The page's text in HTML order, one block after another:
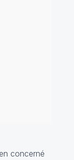
concerné